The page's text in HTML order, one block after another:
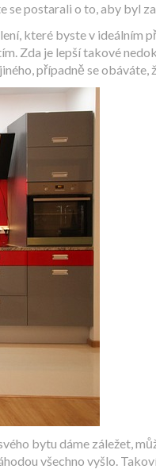
postarali o to, aby byl
které byste v ideálním
Zda je lepší takové
případně se obáváte,
bytu dáme záležet,
všechno vyšlo.